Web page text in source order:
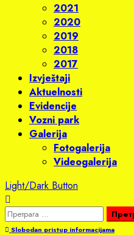
2021
2020
2019
2018
2017
Izvještaji
Aktuelnosti
Evidencije
Vozni park
Galerija
Fotogalerija
Videogalerija
Light/Dark Button
Претрага
за:Slobodan pristup informacijama